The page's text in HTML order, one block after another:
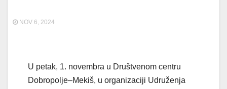
NOV 6, 2024
U petak, 1. novembra u Društvenom centru
Dobropolje–Mekiš, u organizaciji Udruženja